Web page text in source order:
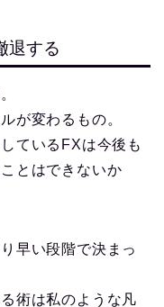
退する
が変わるもの。
ているFXは今後も
とはできないか
早い段階で決まっ
術は私のような凡